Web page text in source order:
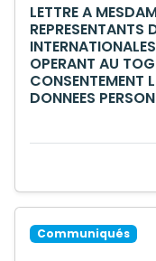
LETTRE A
REPRESENTANTS
OPERANT AU
CONSENTEMENT
DONNEES
Communiqués